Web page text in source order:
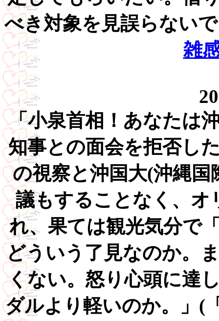
べき対象を見誤らない
雑
「小泉首相！あなたは
知事との面会を拒否し
の視察と沖国大(沖縄
議もすることなく、オ
れ、果ては観光気分で
どういう了見なのか。
くない。怒り心頭に達
ダルより軽いのか。」(